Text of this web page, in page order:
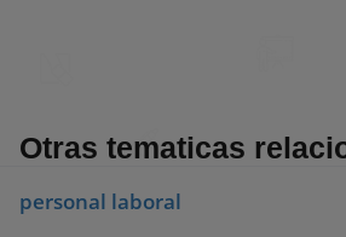
Otras tematicas
personal laboral